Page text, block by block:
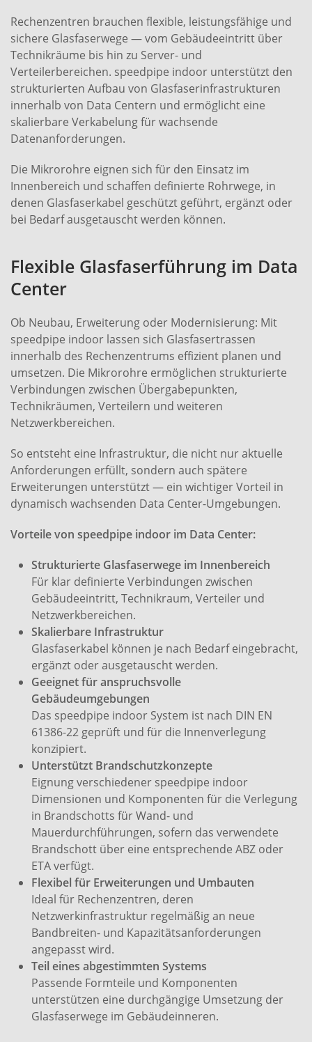
Rechenzentren brauchen flexible, leistungsfähige und
sichere Glasfaserwege — vom Gebäudeeintritt über
Technikräume bis hin zu Server- und
Verteilerbereichen. speedpipe indoor unterstützt den
strukturierten Aufbau von Glasfaserinfrastrukturen
innerhalb von Data Centern und ermöglicht eine
skalierbare Verkabelung für wachsende
Datenanforderungen.
Die Mikrorohre eignen sich für den Einsatz im
Innenbereich und schaffen definierte Rohrwege, in
denen Glasfaserkabel geschützt geführt, ergänzt oder
bei Bedarf ausgetauscht werden können.
Flexible Glasfaserführung im Data
Center
Ob Neubau, Erweiterung oder Modernisierung: Mit
speedpipe indoor lassen sich Glasfasertrassen
innerhalb des Rechenzentrums effizient planen und
umsetzen. Die Mikrorohre ermöglichen strukturierte
Verbindungen zwischen Übergabepunkten,
Technikräumen, Verteilern und weiteren
Netzwerkbereichen.
So entsteht eine Infrastruktur, die nicht nur aktuelle
Anforderungen erfüllt, sondern auch spätere
Erweiterungen unterstützt — ein wichtiger Vorteil in
dynamisch wachsenden Data Center-Umgebungen.
Vorteile von speedpipe indoor im Data Center:
Strukturierte Glasfaserwege im Innenbereich
Für klar definierte Verbindungen zwischen
Gebäudeeintritt, Technikraum, Verteiler und
Netzwerkbereichen.
Skalierbare Infrastruktur
Glasfaserkabel können je nach Bedarf eingebracht,
ergänzt oder ausgetauscht werden.
Geeignet für anspruchsvolle
Gebäudeumgebungen
Das speedpipe indoor System ist nach DIN EN
61386-22 geprüft und für die Innenverlegung
konzipiert.
Unterstützt Brandschutzkonzepte
Eignung verschiedener speedpipe indoor
Dimensionen und Komponenten für die Verlegung
in Brandschotts für Wand- und
Mauerdurchführungen, sofern das verwendete
Brandschott über eine entsprechende ABZ oder
ETA verfügt.
Flexibel für Erweiterungen und Umbauten
Ideal für Rechenzentren, deren
Netzwerkinfrastruktur regelmäßig an neue
Bandbreiten- und Kapazitätsanforderungen
angepasst wird.
Teil eines abgestimmten Systems
Passende Formteile und Komponenten
unterstützen eine durchgängige Umsetzung der
Glasfaserwege im Gebäudeinneren.